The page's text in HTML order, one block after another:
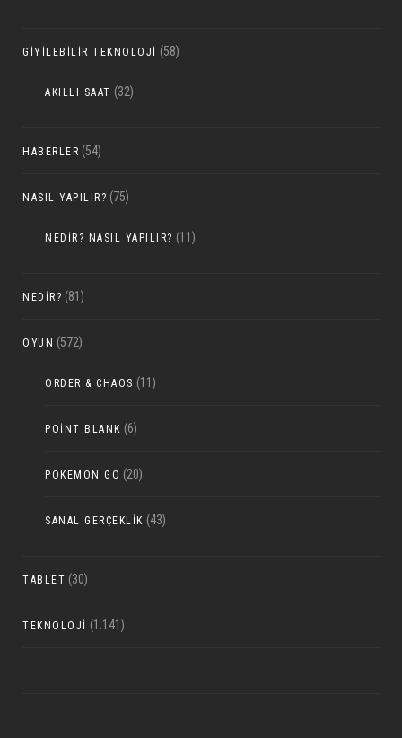
GIYILEBILIR TEKNOLOJI (58)
AKILLI SAAT (32)
HABERLER (54)
NASIL YAPILIR? (75)
NEDIR? NASIL YAPILIR? (11)
NEDIR? (81)
OYUN (572)
ORDER & CHAOS (11)
POINT BLANK (6)
POKEMON GO (20)
SANAL GERÇEKLIK (43)
TABLET (30)
TEKNOLOJI (1.141)